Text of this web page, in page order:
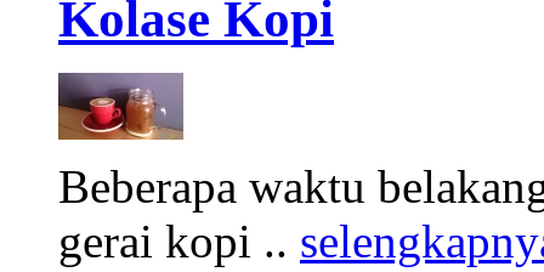
Kolase Kopi
Beberapa waktu
gerai kopi ..